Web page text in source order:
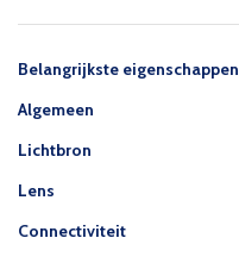
Belangrijkste eigenschappen
Algemeen
Lichtbron
Lens
Connectiviteit